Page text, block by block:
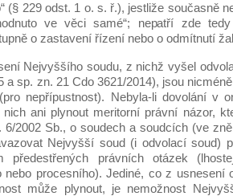
(§ 229 odst. 1 o. s. ř.), jestliže současně
ve věci samé“; nepatří zde
o zastavení řízení nebo o odmítnutí
Nejvyššího soudu, z nichž vyšel
a sp. zn. 21 Cdo 3621/2014), jsou
nepřípustnost). Nebyla-li dovolání v
nich ani plynout meritorní právní názor,
6/2002 Sb., o soudech a soudcích (ve
Nejvyšší soud (i odvolací soud)
předestřených právních otázek
nebo procesního). Jediné, co z usnesení
může plynout, je nemožnost